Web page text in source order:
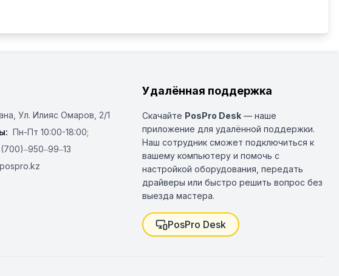
​Ул. Илияс Омаров, 2/1
Пн-Пт 10:00-18:00;
Удалённая поддержка
Скачайте PosPro Desk — наше
приложение для удалённой поддержки.
Наш сотрудник сможет подключиться к
вашему компьютеру и помочь с
настройкой оборудования, передать
драйверы или быстро решить вопрос без
выезда мастера.
PosPro Desk